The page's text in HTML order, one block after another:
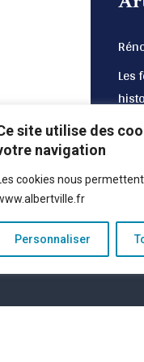
site utilise des
navigation
cookies nous
Personnaliser
Les
Un